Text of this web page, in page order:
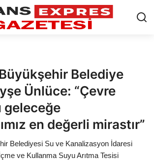
Belediye
Ünlüce: “Çevre
geleceğe
en değerli mirastır”
Belediyesi Su ve Kanalizasyon İdaresi
ve Kullanma Suyu Arıtma Tesisi